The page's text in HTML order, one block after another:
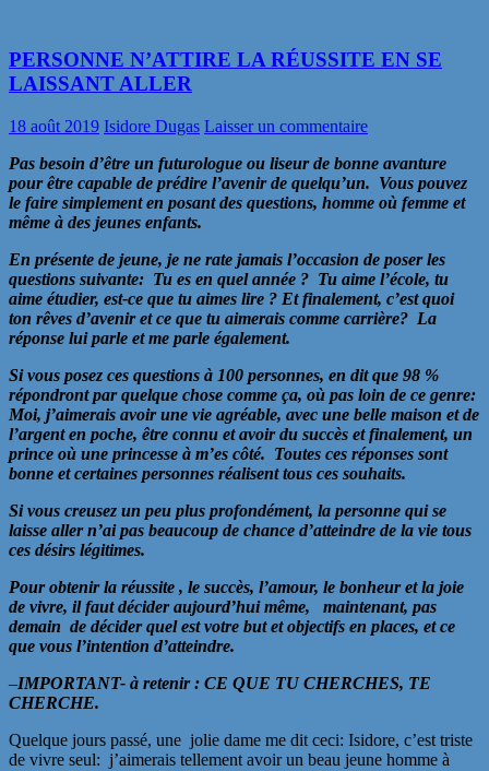
PERSONNE N’ATTIRE LA RÉUSSITE EN SE
LAISSANT ALLER
18 août 2019 Isidore Dugas Laisser un commentaire
Pas besoin d’être un futurologue ou liseur de bonne avanture
pour être capable de prédire l’avenir de quelqu’un. Vous pouvez
le faire simplement en posant des questions, homme où femme et
même à des jeunes enfants.
En présente de jeune, je ne rate jamais l’occasion de poser les
questions suivante: Tu es en quel année ? Tu aime l’école, tu
aime étudier, est-ce que tu aimes lire ? Et finalement, c’est quoi
ton rêves d’avenir et ce que tu aimerais comme carrière? La
réponse lui parle et me parle également.
Si vous posez ces questions à 100 personnes, en dit que 98 %
répondront par quelque chose comme ça, où pas loin de ce genre:
Moi, j’aimerais avoir une vie agréable, avec une belle maison et de
l’argent en poche, être connu et avoir du succès et finalement, un
prince où une princesse à m’es côté. Toutes ces réponses sont
bonne et certaines personnes réalisent tous ces souhaits.
Si vous creusez un peu plus profondément, la personne qui se
laisse aller n’ai pas beaucoup de chance d’atteindre de la vie tous
ces désirs légitimes.
Pour obtenir la réussite , le succès, l’amour, le bonheur et la joie
de vivre, il faut décider aujourd’hui même, maintenant, pas
demain de décider quel est votre but et objectifs en places, et ce
que vous l’intention d’atteindre.
–IMPORTANT- à retenir : CE QUE TU CHERCHES, TE
CHERCHE.
Quelque jours passé, une jolie dame me dit ceci: Isidore, c’est triste
de vivre seul: j’aimerais tellement avoir un beau jeune homme à